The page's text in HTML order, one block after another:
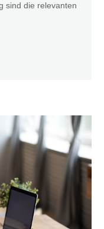
sind die relevanten